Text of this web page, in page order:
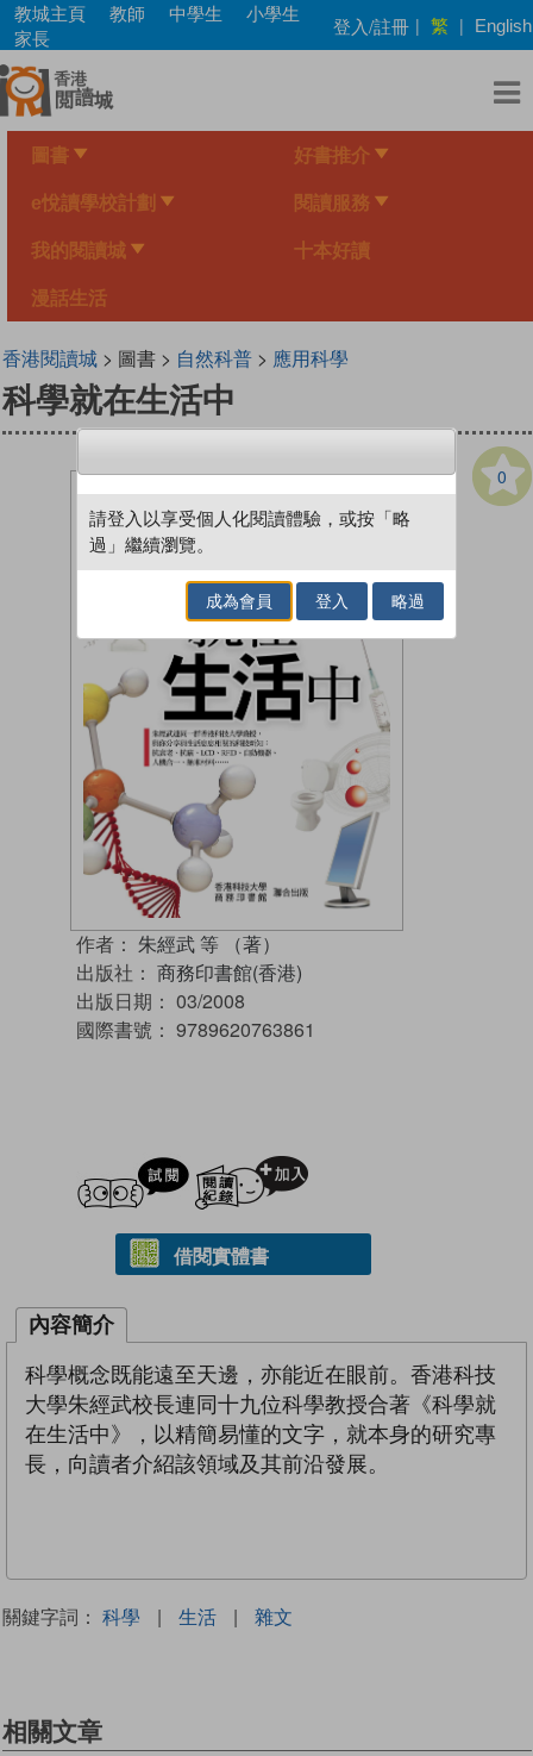
Skip
main
content
教城主頁 教師 中學生
小學生
家長
登入/註冊 | 繁 | English
圖書 好書推介
e悅讀學校計劃 閱讀服務
我的閱讀城 十本好讀
漫話生活
香港閱讀城> 圖書 > 自然科普> 應用科學
科學就在生活中
0
作者： 朱經武 等 （著）
出版社： 商務印書館(香港)
出版日期： 03/2008
國際書號： 9789620763861
試閲
借閱實體書
內容簡介
科學概念既能遠至天邊，亦能近在眼前。香港科技
大學朱經武校長連同十九位科學教授合著《科學就
在生活中》，以精簡易懂的文字，就本身的研究專
長，向讀者介紹該領域及其前沿發展。
關鍵字詞： 科學 | 生活 | 雜文
相關文章
請登入以享受個人化閱讀體驗，或按「略
過」繼續瀏覽。
成為會員 登入 略過